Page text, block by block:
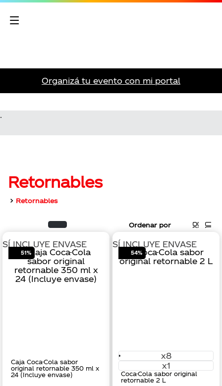
Organizá tu evento con mi portal
.
Retornables
Retornables
Ordenar por
SÍ INCLUYE ENVASE
51%
Caja Coca-Cola sabor
original retornable 350 ml x
24 (Incluye envase)
SÍ INCLUYE ENVASE
x8
x1
54%
Coca-Cola sabor original
retornable 2 L